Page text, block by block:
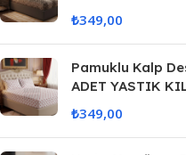
₺349,00
Pamuklu Kalp
ADET YASTIK
₺349,00